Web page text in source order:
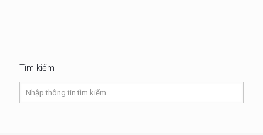
Tìm kiếm